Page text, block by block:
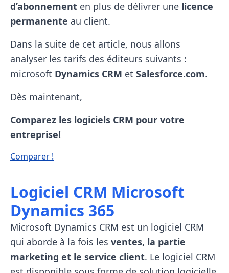
d’abonnement en plus de délivrer une licence
permanente au client.
Dans la suite de cet article, nous allons
analyser les tarifs des éditeurs suivants :
microsoft Dynamics CRM et Salesforce.com.
Dès maintenant,
Comparez les logiciels CRM pour votre
entreprise!
Comparer !
Logiciel CRM Microsoft
Dynamics 365
Microsoft Dynamics CRM est un logiciel CRM
qui aborde à la fois les ventes, la partie
marketing et le service client. Le logiciel CRM